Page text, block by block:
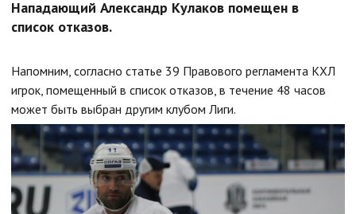
Нападающий Александр Кулаков помещен в
список отказов.
Напомним, согласно статье 39 Правового регламента КХЛ
игрок, помещенный в список отказов, в течение 48 часов
может быть выбран другим клубом Лиги.